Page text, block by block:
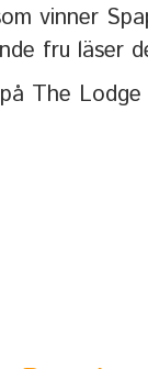
vinner
fru läser
The